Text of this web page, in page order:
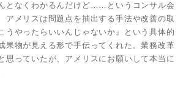
となくわかるんだけど……というコンサル会
アメリスは問題点を抽出する手法や改善の取
うやったらいいんじゃないか』という具体的
果物が見える形で手伝ってくれた。業務改革
思っていたが、アメリスにお願いして本当に